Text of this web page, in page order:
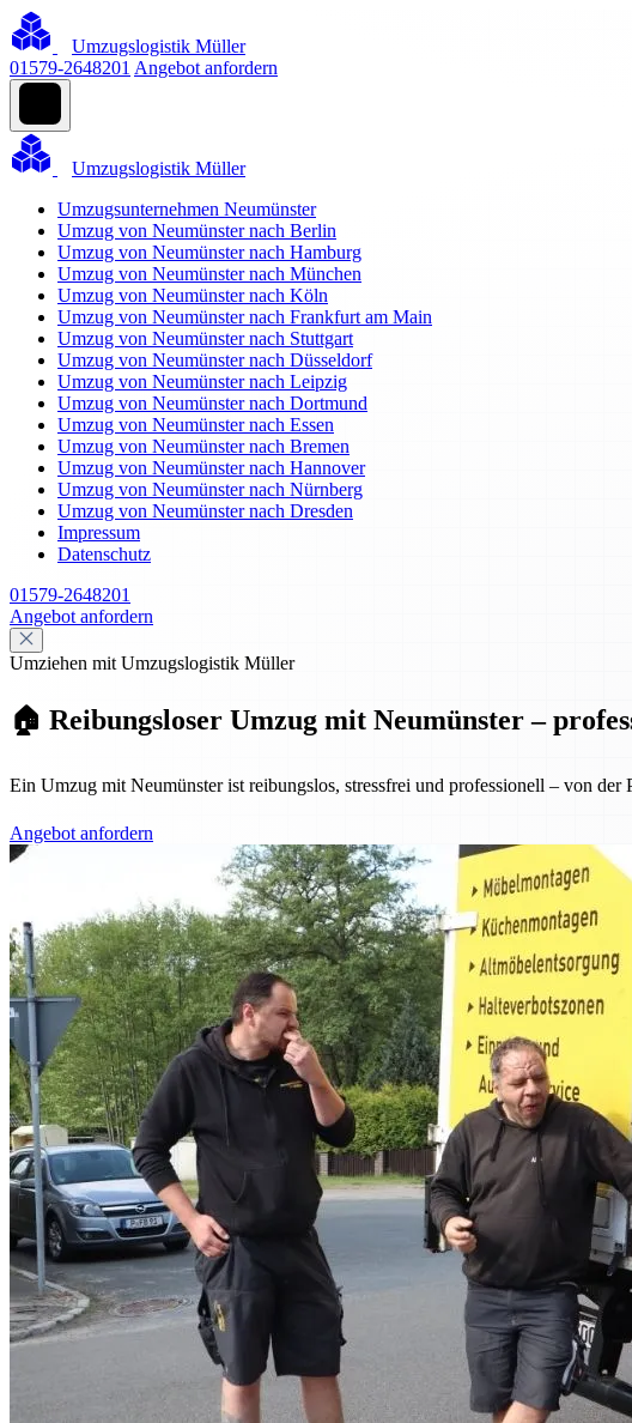
Umzugslogistik Müller
01579-2648201 Angebot anfordern
Umzugslogistik Müller
Umzugsunternehmen Neumünster
Umzug von Neumünster nach Berlin
Umzug von Neumünster nach Hamburg
Umzug von Neumünster nach München
Umzug von Neumünster nach Köln
Umzug von Neumünster nach Frankfurt am Main
Umzug von Neumünster nach Stuttgart
Umzug von Neumünster nach Düsseldorf
Umzug von Neumünster nach Leipzig
Umzug von Neumünster nach Dortmund
Umzug von Neumünster nach Essen
Umzug von Neumünster nach Bremen
Umzug von Neumünster nach Hannover
Umzug von Neumünster nach Nürnberg
Umzug von Neumünster nach Dresden
Impressum
Datenschutz
01579-2648201
Angebot anfordern
Umziehen mit Umzugslogistik Müller
🏠 Reibungsloser Umzug mit Neumünster –
Ein Umzug mit Neumünster ist reibungslos, stressfrei und professionell – von
Angebot anfordern